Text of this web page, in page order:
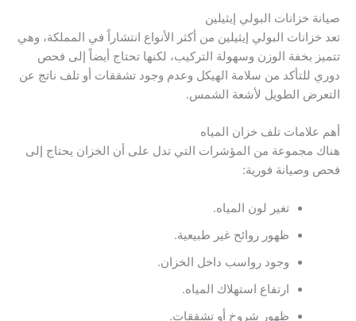
صيانة خزانات البولي إيثيلين
تعد خزانات البولي إيثيلين من أكثر الأنواع انتشاراً في المملكة، وهي
تتميز بخفة الوزن وسهولة التركيب، لكنها تحتاج أيضاً إلى فحص
دوري للتأكد من سلامة الهيكل وعدم وجود تشققات أو تلف ناتج عن
التعرض الطويل لأشعة الشمس.
أهم علامات تلف خزان المياه
هناك مجموعة من المؤشرات التي تدل على أن الخزان يحتاج إلى
فحص وصيانة فورية:
تغير لون المياه.
ظهور روائح غير طبيعية.
وجود رواسب داخل الخزان.
ارتفاع استهلاك المياه.
ظهور شروخ أو تشققات.